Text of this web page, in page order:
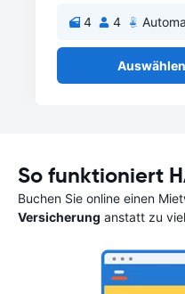
4 4
Auswählen
So funktioniert
Buchen Sie online einen
Versicherung anstatt zu